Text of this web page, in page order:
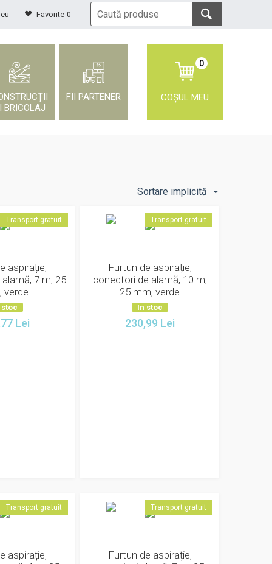
Favorite 0
BRICOLAJ
FII PARTENER
0
COȘUL MEU
Sortare implicită
Transport gratuit
aspirație,
7 m, 25
verde
stoc
Lei
Transport gratuit
Furtun de aspirație,
conectori de alamă, 10 m,
25 mm, verde
In stoc
230,99 Lei
Transport gratuit
aspirație,
Transport gratuit
Furtun de aspirație,